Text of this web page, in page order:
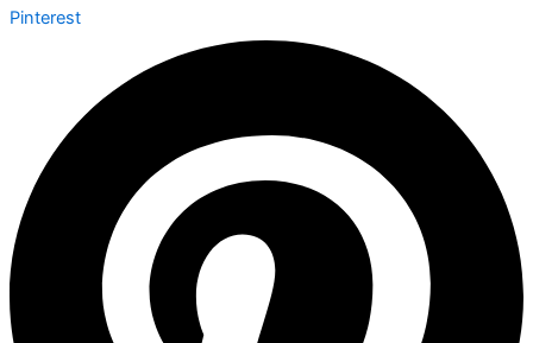
Pinterest